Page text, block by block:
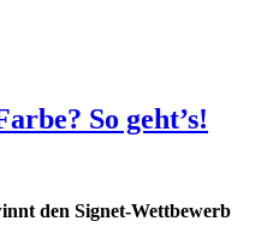
So geht’s!
den Signet-Wettbewerb